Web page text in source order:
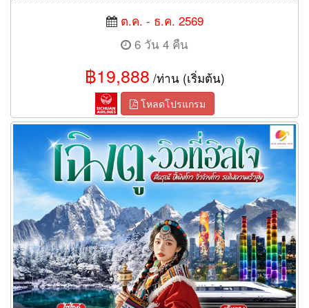
ต.ค. - ธ.ค. 2569
6 วัน 4 คืน
฿19,888 /ท่าน (เริ่มต้น)
โหลดโปรแกรม
ทัวร์เฉิงตู…วิวที่ฮีลใจ สี่ดรุณี ปี้เผิงโกว จิ่วจ้ายโกว (นั่งรถไฟความเร็ว
สูง) 6วัน 5คืน